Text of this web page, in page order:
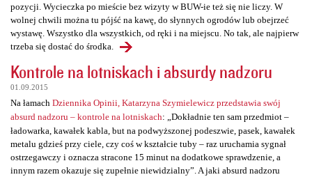
pozycji. Wycieczka po mieście bez wizyty w BUW-ie też się nie liczy. W
wolnej chwili można tu pójść na kawę, do słynnych ogrodów lub obejrzeć
wystawę. Wszystko dla wszystkich, od ręki i na miejscu. No tak, ale najpierw
trzeba się dostać do środka.
Kontrole na lotniskach i absurdy nadzoru
01.09.2015
Na łamach Dziennika Opinii, Katarzyna Szymielewicz przedstawia swój
absurd nadzoru – kontrole na lotniskach: „Dokładnie ten sam przedmiot –
ładowarka, kawałek kabla, but na podwyższonej podeszwie, pasek, kawałek
metalu gdzieś przy ciele, czy coś w kształcie tuby – raz uruchamia sygnał
ostrzegawczy i oznacza stracone 15 minut na dodatkowe sprawdzenie, a
innym razem okazuje się zupełnie niewidzialny”. A jaki absurd nadzoru